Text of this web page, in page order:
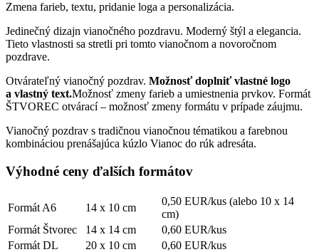
Zmena farieb, textu, pridanie loga a personalizácia.
Jedinečný dizajn vianočného pozdravu. Moderný štýl a elegancia.
Tieto vlastnosti sa stretli pri tomto vianočnom a novoročnom
pozdrave.
Otvárateľný vianočný pozdrav.Možnosť doplniť vlastné logo
a vlastný text.Možnosť zmeny farieb a umiestnenia prvkov. Formát
ŠTVOREC otvárací – možnosť zmeny formátu v prípade záujmu.
Vianočný pozdrav s tradičnou vianočnou tématikou a farebnou
kombináciou prenášajúca kúzlo Vianoc do rúk adresáta.
Výhodné ceny ďalších formátov
Formát A6 14 x 10 cm
0,50 EUR/kus (alebo 10 x 14
cm)
Formát Štvorec
14 x 14 cm
0,60 EUR/kus
Formát DL
20 x 10 cm
0,60 EUR/kus